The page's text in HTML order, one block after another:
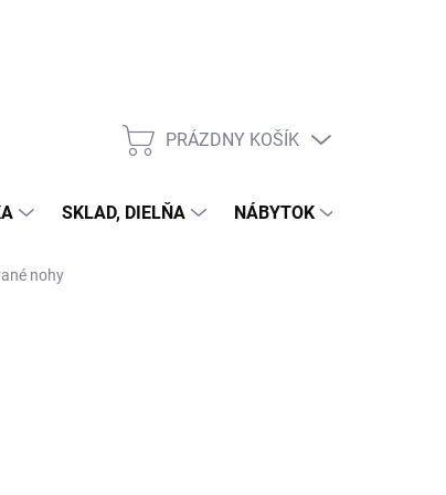
NÁKUPNÝ
PRÁZDNY KOŠÍK
SKLAD, DIELŇA NÁBYTOK
nohy